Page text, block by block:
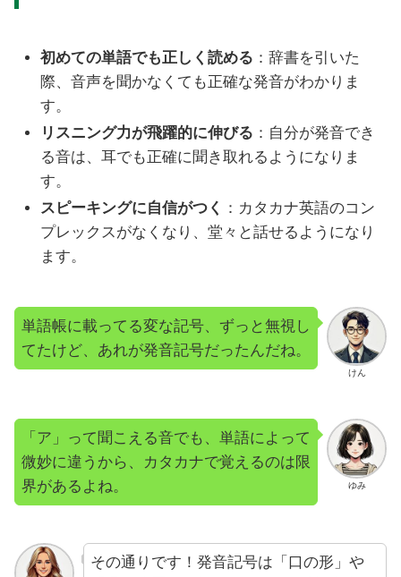
初めての単語でも正しく読める ：辞書を引いた
際、音声を聞かなくても正確な発音がわかりま
す。
リスニング力が飛躍的に伸びる ：自分が発音でき
る音は、耳でも正確に聞き取れるようになりま
す。
スピーキングに自信がつく
：カタカナ英語のコン
プレックスがなくなり、堂々と話せるようになり
ます。
けん
単語帳に載ってる変な記号、ずっと無視し
てたけど、あれが発音記号だったんだね。
ゆみ
「ア」って聞こえる音でも、単語によって
微妙に違うから、カタカナで覚えるのは限
界があるよね。
その通りです！発音記号は「口の形」や